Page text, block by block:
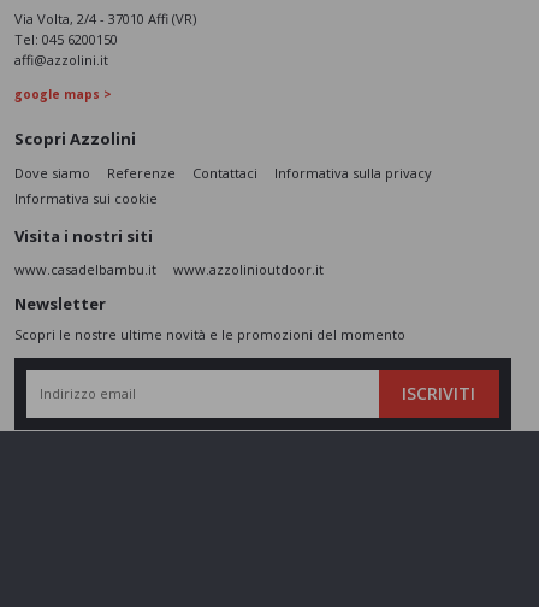
Via Volta, 2/4 - 37010 Affi (VR)
Tel: 045 6200150
affi@azzolini.it
google maps >
Scopri Azzolini
Dove siamo Referenze Contattaci
Informativa sulla privacy
Informativa sui cookie
Visita i nostri siti
www.casadelbambu.it www.azzolinioutdoor.it
Newsletter
Scopri le nostre ultime novità e le promozioni del momento
ISCRIVITI